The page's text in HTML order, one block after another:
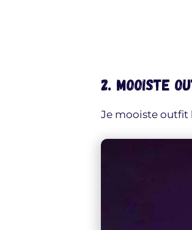
2. Mooiste
Je mooiste outfit